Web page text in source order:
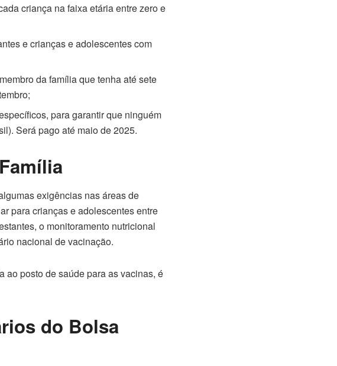
criança na faixa etária entre zero e
e crianças e adolescentes com
da família que tenha até sete
para garantir que ninguém
Será pago até maio de 2025.
exigências nas áreas de
para crianças e adolescentes entre
o monitoramento nutricional
nacional de vacinação.
ao posto de saúde para as vacinas, é
do Bolsa